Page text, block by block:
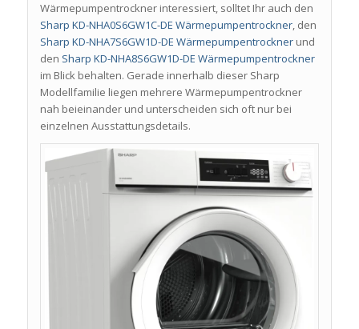
Wärmepumpentrockner interessiert, solltet Ihr auch den
Sharp KD-NHA0S6GW1C-DE Wärmepumpentrockner, den
Sharp KD-NHA7S6GW1D-DE Wärmepumpentrocknerund
den Sharp KD-NHA8S6GW1D-DE Wärmepumpentrockner
im Blick behalten. Gerade innerhalb dieser Sharp
Modellfamilie liegen mehrere Wärmepumpentrockner
nah beieinander und unterscheiden sich oft nur bei
einzelnen Ausstattungsdetails.